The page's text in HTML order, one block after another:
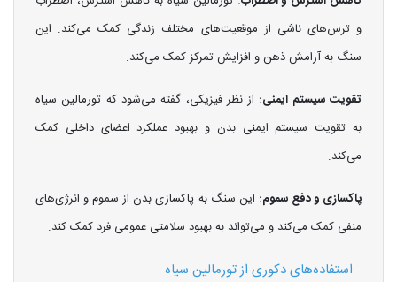
و ترس‌های ناشی از موقعیت‌های مختلف زندگی کمک می‌کند. این
سنگ به آرامش ذهن و افزایش تمرکز کمک می‌کند.
تقویت سیستم ایمنی: از نظر فیزیکی، گفته می‌شود که تورمالین سیاه
به تقویت سیستم ایمنی بدن و بهبود عملکرد اعضای داخلی کمک
می‌کند.
پاکسازی و دفع سموم: این سنگ به پاکسازی بدن از سموم و انرژی‌های
منفی کمک می‌کند و می‌تواند به بهبود سلامتی عمومی فرد کمک کند.
استفاده‌های دکوری از تورمالین سیاه